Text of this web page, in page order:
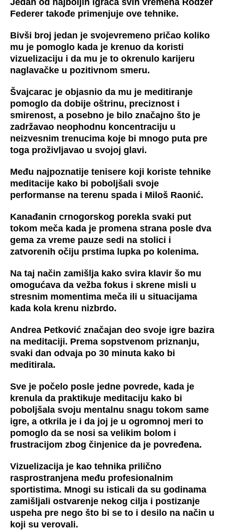
Federer takođe primenjuje ove tehnike.
Bivši broj jedan je svojevremeno pričao koliko
mu je pomoglo kada je krenuo da koristi
vizuelizaciju i da mu je to okrenulo karijeru
naglavačke u pozitivnom smeru.
Švajcarac je objasnio da mu je meditiranje
pomoglo da dobije oštrinu, preciznost i
smirenost, a posebno je bilo značajno što je
zadržavao neophodnu koncentraciju u
neizvesnim trenucima koje bi mnogo puta pre
toga proživljavao u svojoj glavi.
Među najpoznatije tenisere koji koriste tehnike
meditacije kako bi poboljšali svoje
performanse na terenu spada i Miloš Raonić.
Kanađanin crnogorskog porekla svaki put
tokom meča kada je promena strana posle dva
gema za vreme pauze sedi na stolici i
zatvorenih očiju prstima lupka po kolenima.
Na taj način zamišlja kako svira klavir šo mu
omogućava da vežba fokus i skrene misli u
stresnim momentima meča ili u situacijama
kada kola krenu nizbrdo.
Andrea Petković značajan deo svoje igre bazira
na meditaciji. Prema sopstvenom priznanju,
svaki dan odvaja po 30 minuta kako bi
meditirala.
Sve je počelo posle jedne povrede, kada je
krenula da praktikuje meditaciju kako bi
poboljšala svoju mentalnu snagu tokom same
igre, a otkrila je i da joj je u ogromnoj meri to
pomoglo da se nosi sa velikim bolom i
frustracijom zbog činjenice da je povređena.
Vizuelizacija je kao tehnika prilično
rasprostranjena među profesionalnim
sportistima. Mnogi su isticali da su godinama
zamišljali ostvarenje nekog cilja i postizanje
uspeha pre nego što bi se to i desilo na način u
koji su verovali.